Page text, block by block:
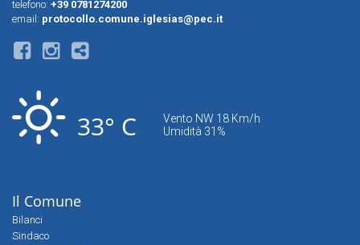
telefono: +39 0781274200
email: protocollo.comune.iglesias@pec.it
33° C
Vento NW 18 Km/h
Umidità 31%
Il Comune
Bilanci
Sindaco